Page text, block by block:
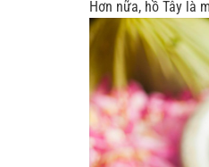
Hơn nữa, hồ Tây là